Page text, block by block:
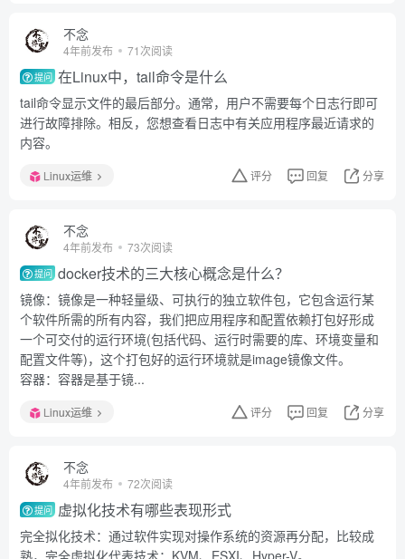
不念
4年前发布 71次阅读
提问 在Linux中，tail命令是什么
tail命令显示文件的最后部分。通常，用户不需要每个日志行即可
进行故障排除。相反，您想查看日志中有关应用程序最近请求的
内容。
Linux运维 评分 回复 分享
不念
4年前发布 73次阅读
提问 docker技术的三大核心概念是什么？
镜像：镜像是一种轻量级、可执行的独立软件包，它包含运行某
个软件所需的所有内容，我们把应用程序和配置依赖打包好形成
一个可交付的运行环境(包括代码、运行时需要的库、环境变量和
配置文件等)，这个打包好的运行环境就是image镜像文件。
容器：容器是基于镜...
Linux运维 评分 回复 分享
不念
4年前发布 72次阅读
提问 虚拟化技术有哪些表现形式
完全拟化技术：通过软件实现对操作系统的资源再分配，比较成
熟，完全虚拟化代表技术：KVM、ESXI、Hyper-V。